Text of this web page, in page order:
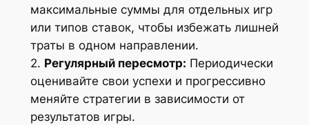
максимальные суммы для отдельных игр
или типов ставок, чтобы избежать лишней
траты в одном направлении.
2. Регулярный пересмотр: Периодически
оценивайте свои успехи и прогрессивно
меняйте стратегии в зависимости от
результатов игры.